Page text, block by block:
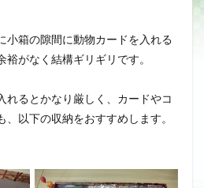
小箱の隙間に動物カードを入れる
がなく結構ギリギリです。
れるとかなり厳しく、カードやコ
以下の収納をおすすめします。